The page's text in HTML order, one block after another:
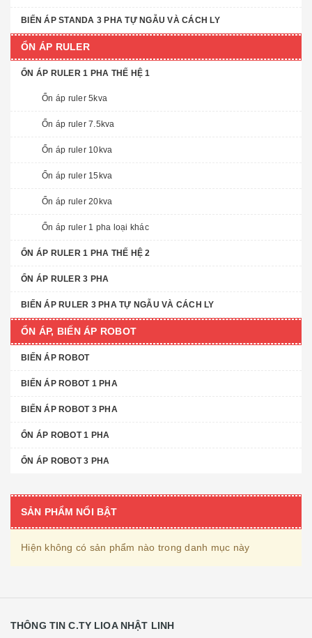
BIẾN ÁP STANDA 3 PHA TỰ NGẪU VÀ CÁCH LY
ỔN ÁP RULER
ỔN ÁP RULER 1 PHA THẾ HỆ 1
Ổn áp ruler 5kva
Ổn áp ruler 7.5kva
Ổn áp ruler 10kva
Ổn áp ruler 15kva
Ổn áp ruler 20kva
Ổn áp ruler 1 pha loại khác
ỔN ÁP RULER 1 PHA THẾ HỆ 2
ỔN ÁP RULER 3 PHA
BIẾN ÁP RULER 3 PHA TỰ NGẪU VÀ CÁCH LY
ỔN ÁP, BIẾN ÁP ROBOT
BIẾN ÁP ROBOT
BIẾN ÁP ROBOT 1 PHA
BIẾN ÁP ROBOT 3 PHA
ỔN ÁP ROBOT 1 PHA
ỔN ÁP ROBOT 3 PHA
SẢN PHẨM NỔI BẬT
Hiện không có sản phẩm nào trong danh mục này
THÔNG TIN C.TY LIOA NHẬT LINH